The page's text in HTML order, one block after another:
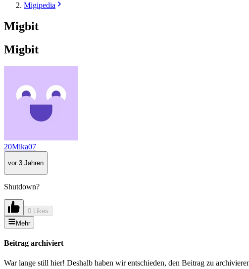
Migipedia
Migbit
Migbit
20Mika07
vor 3 Jahren
Shutdown?
0 Likes
Mehr
Beitrag archiviert
War lange still hier! Deshalb haben wir entschieden, den Beitrag zu